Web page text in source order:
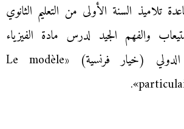
تلاميذ السنة الأولى من التعليم الثانوي
والفهم الجيد لدرس مادة الفيزياء
والكيمياء المسلك الدولي (خيار فرنسية) «Le modèle